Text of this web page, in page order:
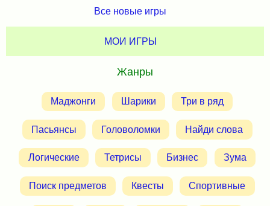
Все новые игры
МОИ ИГРЫ
Жанры
Маджонги Шарики Три в ряд
Пасьянсы Головоломки Найди слова
Логические Тетрисы Бизнес Зума
Поиск предметов Квесты Спортивные